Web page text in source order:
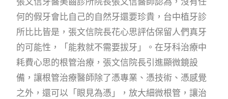
何的假牙會比自己的自然牙還要珍貴，台中植牙診
所比比皆是，張文信院長花心思評估保留人們真牙
的可能性，「能救就不需要拔牙」。在牙科治療中
耗費心思的根管治療，張文信院長引進顯微鏡設
備，讓根管治療醫師除了憑專業、憑技術、憑感覺
之外，還可以「眼見為憑」，放大細微根管，讓治